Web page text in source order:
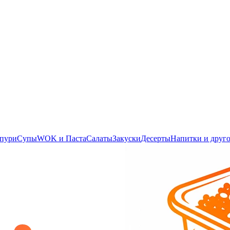
СупыWOK и ПастаСалатыЗакускиДесертыНапитки и